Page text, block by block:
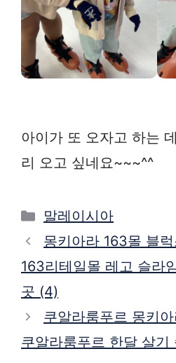
아이가 또 오자고 하는
리 오고 싶네요~~~^^
Categories
말레이시아
몽키아라 163몰 블
163리테일몰 레고 슬라
곳 (4)
쿠알라룸푸르 몽키
쿠알라룸푸르 한달 살기